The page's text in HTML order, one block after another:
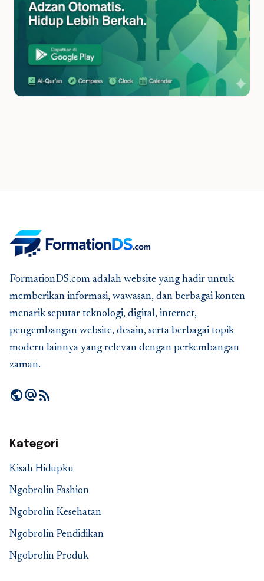
FormationDS.com adalah website yang hadir untuk
memberikan informasi, wawasan, dan berbagai konten
menarik seputar teknologi, digital, internet,
pengembangan website, desain, serta berbagai topik
modern lainnya yang relevan dengan perkembangan
zaman.
publicalternate_emailrss_feed
Kategori
Kisah Hidupku
Ngobrolin Fashion
Ngobrolin Kesehatan
Ngobrolin Pendidikan
Ngobrolin Produk